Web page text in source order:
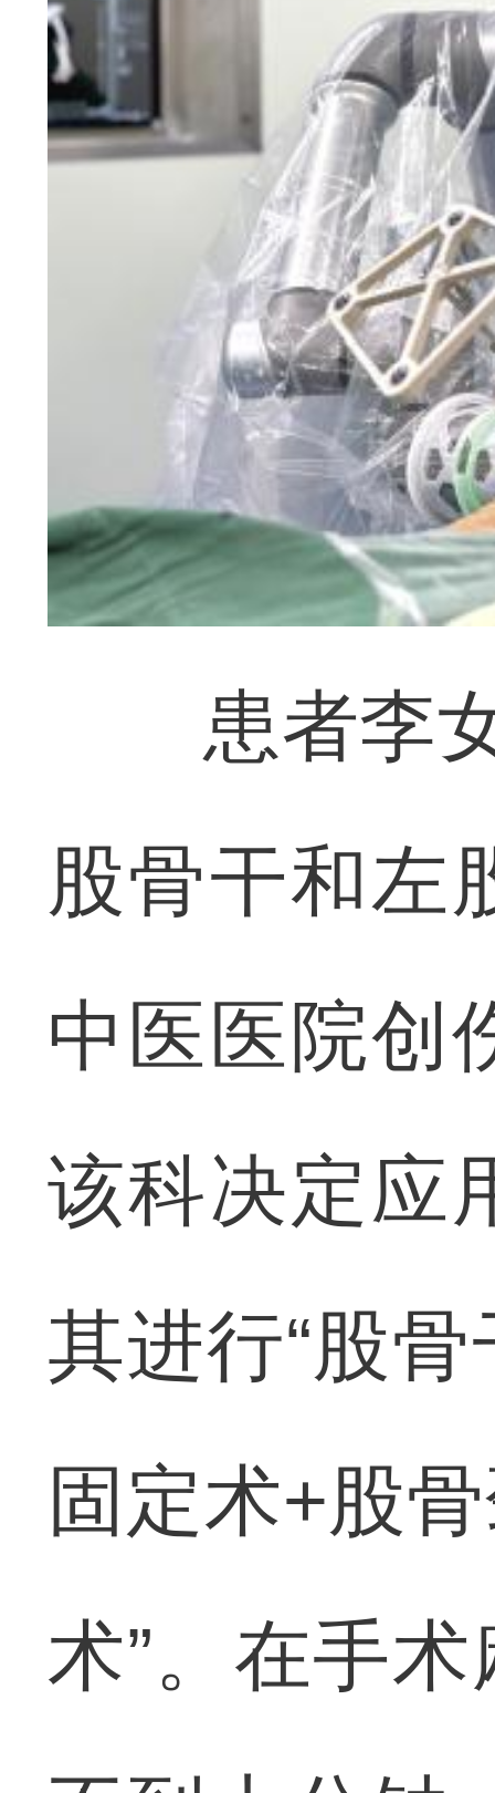
患者李女
股骨干和左
中医医院创
该科决定应
其进行“股
固定术+股
术”。在手